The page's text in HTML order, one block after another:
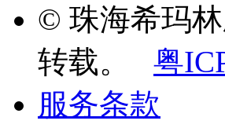
© 珠海希玛
转载。
粤
服务条款